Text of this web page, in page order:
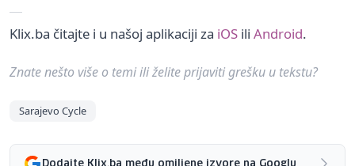
Klix.ba čitajte i u našoj aplikaciji za iOS ili Android.
Znate nešto više o temi ili želite prijaviti grešku u tekstu?
Sarajevo Cycle
Dodajte Klix.ba među omiljene izvore na Googlu